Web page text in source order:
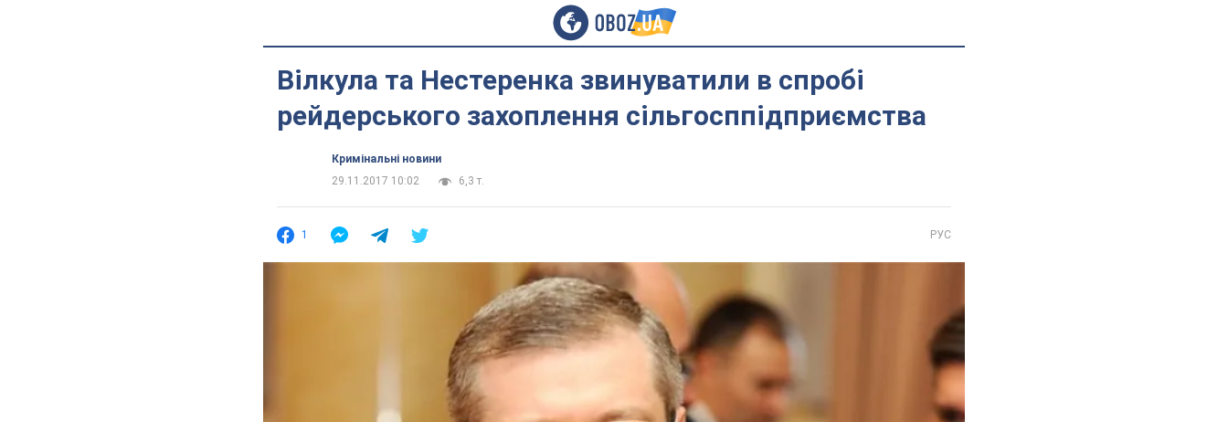
Вілкула та Нестеренка звинуватили в спробі
рейдерського захоплення сільгосппідприємства
Кримінальні новини
29.11.2017 10:02
6,3 т.
1 РУС